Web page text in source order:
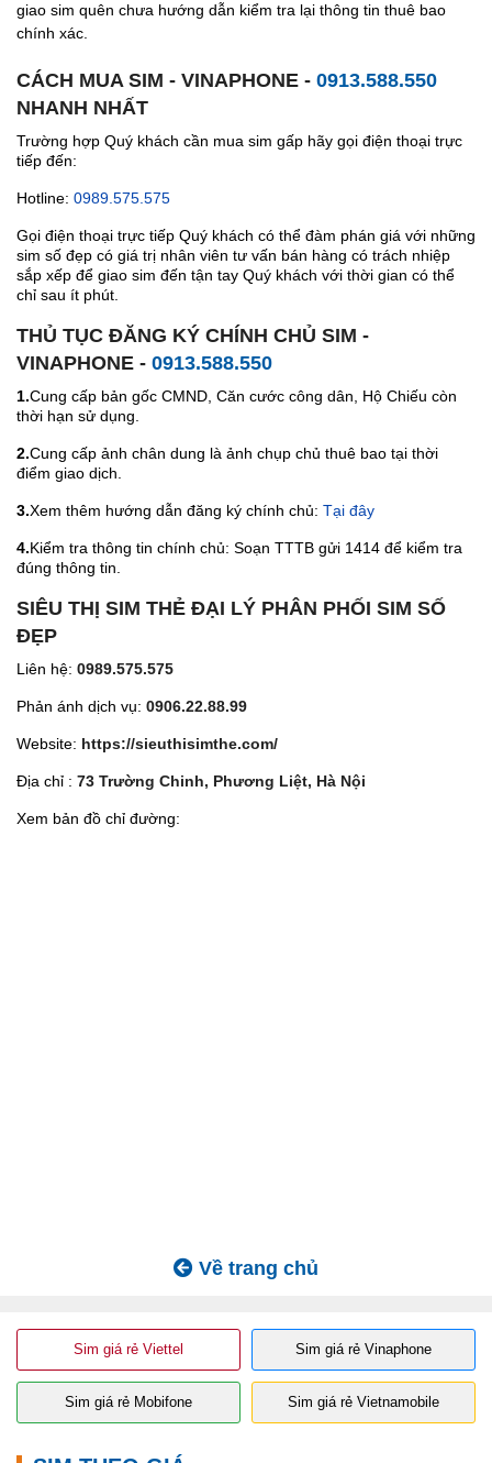
giao sim quên chưa hướng dẫn kiểm tra lại thông tin thuê bao
chính xác.
CÁCH MUA SIM - VINAPHONE - 0913.588.550
NHANH NHẤT
Trường hợp Quý khách cần mua sim gấp hãy gọi điện thoại trực
tiếp đến:
Hotline: 0989.575.575
Gọi điện thoại trực tiếp Quý khách có thể đàm phán giá với những
sim số đẹp có giá trị nhân viên tư vấn bán hàng có trách nhiệp
sắp xếp để giao sim đến tận tay Quý khách với thời gian có thể
chỉ sau ít phút.
THỦ TỤC ĐĂNG KÝ CHÍNH CHỦ SIM -
VINAPHONE - 0913.588.550
1.Cung cấp bản gốc CMND, Căn cước công dân, Hộ Chiếu còn
thời hạn sử dụng.
2.Cung cấp ảnh chân dung là ảnh chụp chủ thuê bao tại thời
điểm giao dịch.
3.Xem thêm hướng dẫn đăng ký chính chủ: Tại đây
4.Kiểm tra thông tin chính chủ: Soạn TTTB gửi 1414 để kiểm tra
đúng thông tin.
SIÊU THỊ SIM THẺ ĐẠI LÝ PHÂN PHỐI SIM SỐ
ĐẸP
Liên hệ: 0989.575.575
Phản ánh dịch vụ: 0906.22.88.99
Website: https://sieuthisimthe.com/
Địa chỉ : 73 Trường Chinh, Phương Liệt, Hà Nội
Xem bản đồ chỉ đường:
Về trang chủ
Sim giá rẻ Viettel Sim giá rẻ Vinaphone
Sim giá rẻ Mobifone Sim giá rẻ Vietnamobile